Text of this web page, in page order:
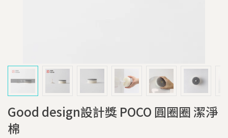
Good design設計獎 POCO 圓圈圈 潔淨
棉